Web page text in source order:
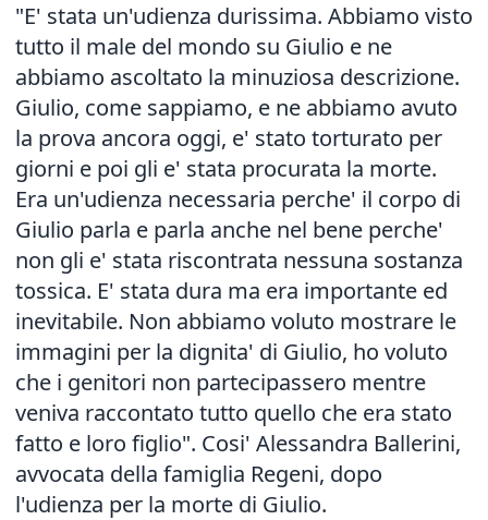
"E' stata un'udienza durissima. Abbiamo visto
tutto il male del mondo su Giulio e ne
abbiamo ascoltato la minuziosa descrizione.
Giulio, come sappiamo, e ne abbiamo avuto
la prova ancora oggi, e' stato torturato per
giorni e poi gli e' stata procurata la morte.
Era un'udienza necessaria perche' il corpo di
Giulio parla e parla anche nel bene perche'
non gli e' stata riscontrata nessuna sostanza
tossica. E' stata dura ma era importante ed
inevitabile. Non abbiamo voluto mostrare le
immagini per la dignita' di Giulio, ho voluto
che i genitori non partecipassero mentre
veniva raccontato tutto quello che era stato
fatto e loro figlio". Cosi' Alessandra Ballerini,
avvocata della famiglia Regeni, dopo
l'udienza per la morte di Giulio.